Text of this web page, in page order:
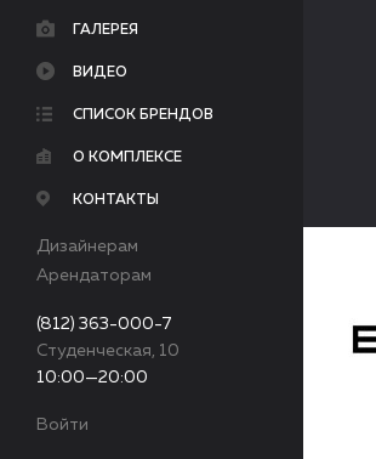
ГАЛЕРЕЯ
ВИДЕО
СПИСОК БРЕНДОВ
О КОМПЛЕКСЕ
КОНТАКТЫ
Дизайнерам
Арендаторам
(812) 363-000-7
Студенческая, 10
10:00—20:00
Войти